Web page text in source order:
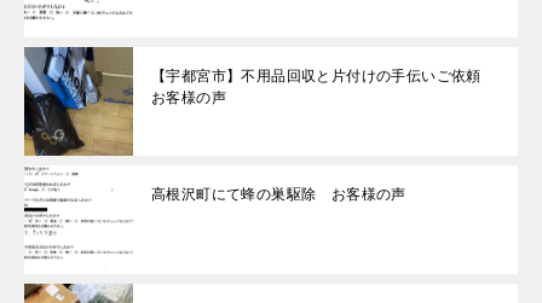
【宇都宮市】不用品回収と片付けの手伝いご依頼
お客様の声
高根沢町にて蜂の巣駆除 お客様の声